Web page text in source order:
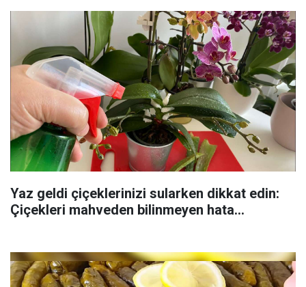
Yaz geldi çiçeklerinizi sularken dikkat edin:
Çiçekleri mahveden bilinmeyen hata...